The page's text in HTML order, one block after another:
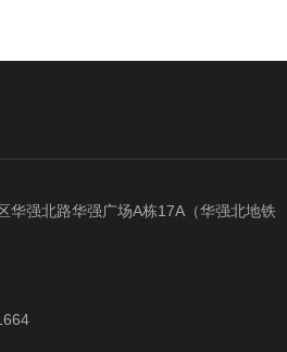
华强北路华强广场A栋17A（华强北地铁